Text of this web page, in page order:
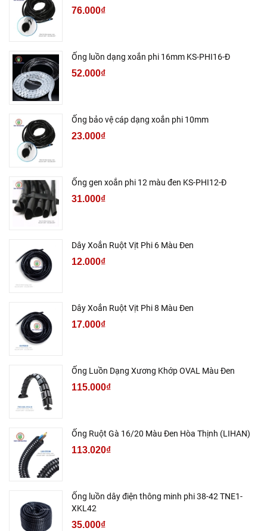
76.000₫
Ống luồn dạng xoắn phi 16mm KS-PHI16-Đ
52.000₫
Ống bảo vệ cáp dạng xoắn phi 10mm
23.000₫
Ống gen xoắn phi 12 màu đen KS-PHI12-Đ
31.000₫
Dây Xoắn Ruột Vịt Phi 6 Màu Đen
12.000₫
Dây Xoắn Ruột Vịt Phi 8 Màu Đen
17.000₫
Ống Luồn Dạng Xương Khớp OVAL Màu Đen
115.000₫
Ống Ruột Gà 16/20 Màu Đen Hòa Thịnh (LIHAN)
113.020₫
Ống luồn dây điện thông minh phi 38-42 TNE1-
XKL42
35.000₫